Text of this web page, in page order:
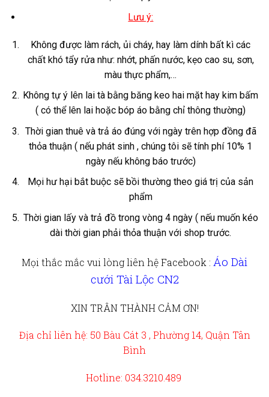
Lưu ý:
Không được làm rách, ủi cháy, hay làm dính bất kì các
chất khó tẩy rửa như: nhớt, phấn nước, kẹo cao su, sơn,
màu thực phẩm,…
Không tự ý lên lai tà bằng băng keo hai mặt hay kim bấm
( có thể lên lai hoặc bóp áo bằng chỉ thông thường)
Thời gian thuê và trả áo đúng với ngày trên hợp đồng đã
thỏa thuận ( nếu phát sinh , chúng tôi sẽ tính phí 10% 1
ngày nếu không báo trước)
Mọi hư hại bắt buộc sẽ bồi thường theo giá trị của sản
phẩm
Thời gian lấy và trả đồ trong vòng 4 ngày ( nếu muốn kéo
dài thời gian phải thỏa thuận với shop trước.
Mọi thắc mắc vui lòng liên hệFacebook : Áo Dài
cưới Tài Lộc CN2
XIN TRÂN THÀNH CẢM ƠN!
Địa chỉ liên hệ: 50 Bàu Cát 3 , Phường 14, Quận Tân
Bình
Hotline: 034.3210.489